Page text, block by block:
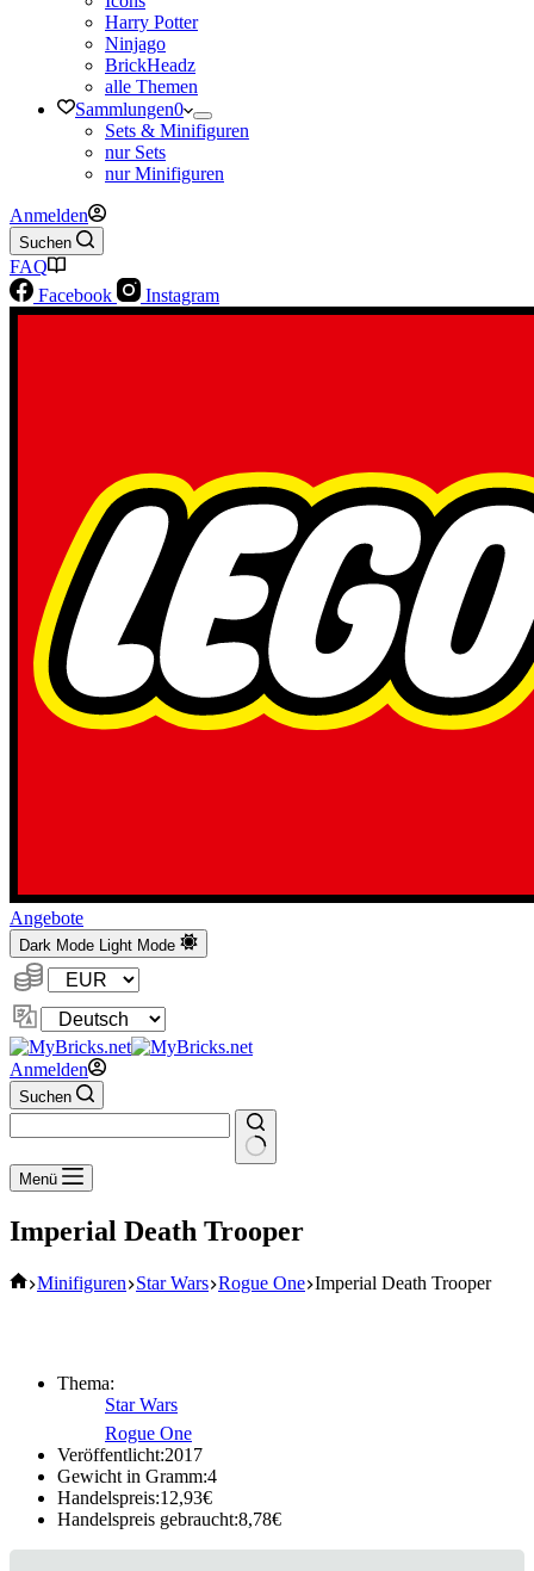
Harry Potter
Ninjago
BrickHeadz
alle Themen
Sammlungen0
Sets & Minifiguren
nur Sets
nur Minifiguren
Anmelden
Suchen
FAQ
Facebook
Instagram
Angebote
Dark Mode Light Mode
Währung:
Sprache
ändern
Anmelden
Suchen
Keine
Ergebnisse
Menü
Imperial Death Trooper
Start
Minifiguren Star Wars Rogue One Imperial Death Trooper
Thema:
Star Wars
Rogue One
Veröffentlicht:2017
Gewicht in Gramm:4
Handelspreis:12,93€
Handelspreis gebraucht:8,78€